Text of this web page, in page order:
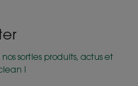
sorties produits, actus et
!